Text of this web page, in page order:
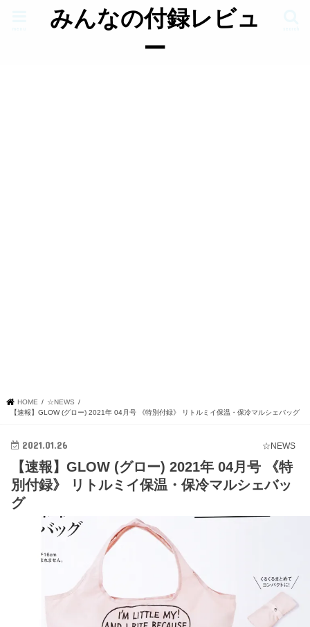
みんなの付録レビュ
ー
HOME
☆NEWS
【速報】GLOW (グロー) 2021年 04月号 《特別付録》 リトルミイ保温・保冷マルシェバッグ
☆NEWS
2021.01.26
【速報】GLOW (グロー) 2021年 04月号 《特
別付録》 リトルミイ保温・保冷マルシェバッ
グ